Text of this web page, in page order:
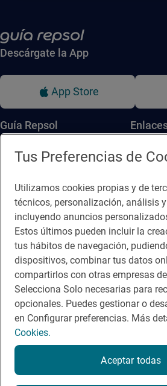
Descárgate la App
App Store
Guía Repsol
Comer
Dormir
Canal
Política de privacidad Política de
Condiciones del servicio
© Repsol S.A. 2000 - 2026
Tus Preferencias de
Utilizamos cookies propias y de
técnicos, personalización, análisis
incluyendo anuncios
Estos últimos pueden incluir la
tus hábitos de navegación,
dispositivos, combinar tus datos
compartirlos con otras empresas
Selecciona Solo necesarias para
opcionales. Puedes gestionar o
en Configurar preferencias. Más
Cookies.
Aceptar todas